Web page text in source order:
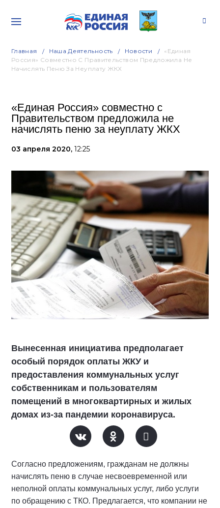
Главная Наша Деятельность Новости
«Единая
Россия» Совместно С Правительством Предложила Не
Начислять Пеню За Неуплату ЖКХ
«Единая Россия» совместно с
Правительством предложила не
начислять пеню за неуплату ЖКХ
03 апреля 2020, 12:25
Вынесенная инициатива предполагает
особый порядок оплаты ЖКУ и
предоставления коммунальных услуг
собственникам и пользователям
помещений в многоквартирных и жилых
домах из-за пандемии коронавируса.
Согласно предложениям, гражданам не должны
начислять пеню в случае несвоевременной или
неполной оплаты коммунальных услуг, либо услуги
по обращению с ТКО. Предлагается, что компании не